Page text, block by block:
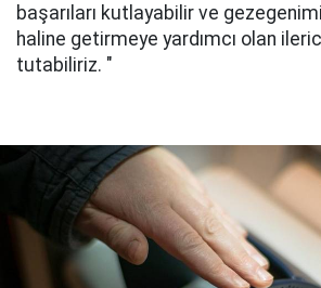
başarıları kutlayabilir ve
haline getirmeye yardımcı olan
tutabiliriz. "